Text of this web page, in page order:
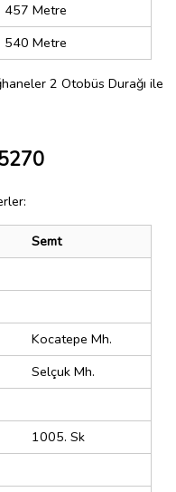
457 Metre
540 Metre
2 Otobüs Durağı ile
Semt
Kocatepe Mh.
Selçuk Mh.
1005. Sk